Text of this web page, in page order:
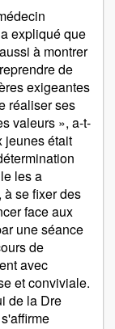
expliqué que
à montrer
de
exigeantes
réaliser ses
valeurs », a-t-
jeunes était
les a
se fixer des
face aux
une séance
de
avec
et conviviale.
de la Dre